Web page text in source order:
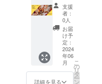
2025年
6月末ま
講方
法：
※オンラ
イン：
ZOOM
Google
meet等
参加応
援チ
ケット※
お土産
付き ・
日時：
2024年
5月16日
（木曜
日）
19:00-
支援
者：
0人
お届
け予
定：
2024
年06
月
詳細を見る
こ
の
リ
タ
ー
ン